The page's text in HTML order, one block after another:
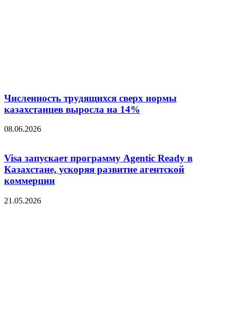
Численность трудящихся сверх нормы
казахстанцев выросла на 14%
08.06.2026
Visa запускает программу Agentic Ready в
Казахстане, ускоряя развитие агентской
коммерции
21.05.2026